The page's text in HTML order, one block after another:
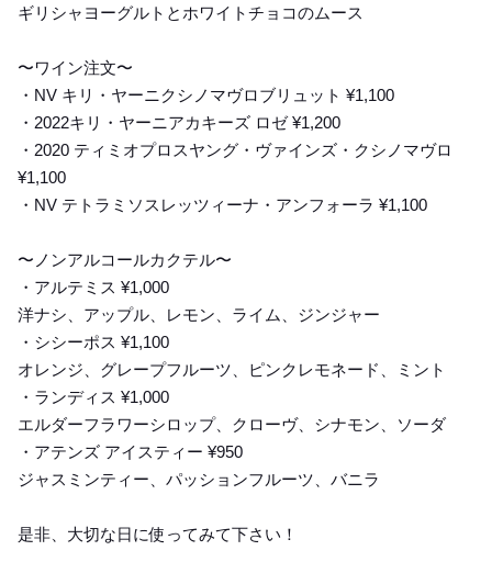
ギリシャヨーグルトとホワイトチョコのムース
〜ワイン注文〜
・NV キリ・ヤーニクシノマヴロブリュット ¥1,100
・2022キリ・ヤーニアカキーズ ロゼ ¥1,200
・2020 ティミオプロスヤング・ヴァインズ・クシノマヴロ
¥1,100
・NV テトラミソスレッツィーナ・アンフォーラ ¥1,100
〜ノンアルコールカクテル〜
・アルテミス ¥1,000
洋ナシ、アップル、レモン、ライム、ジンジャー
・シシーポス ¥1,100
オレンジ、グレープフルーツ、ピンクレモネード、ミント
・ランディス ¥1,000
エルダーフラワーシロップ、クローヴ、シナモン、ソーダ
・アテンズ アイスティー ¥950
ジャスミンティー、パッションフルーツ、バニラ
是非、大切な日に使ってみて下さい！